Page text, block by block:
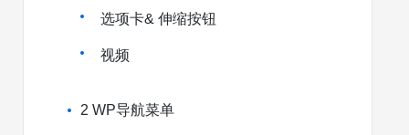
选项卡& 伸缩按钮
视频
2 WP导航菜单